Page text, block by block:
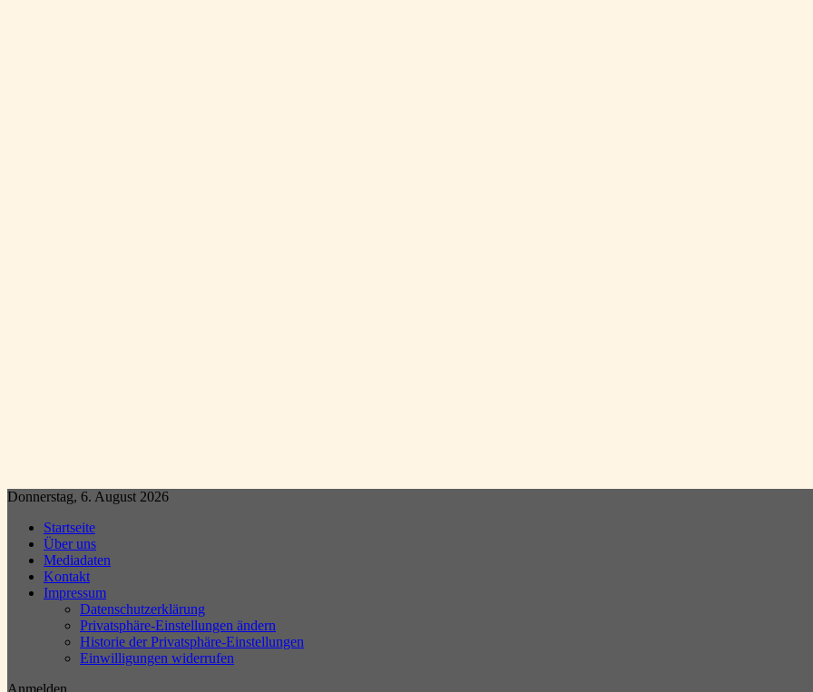
Donnerstag, 6. August 2026
Startseite
Über uns
Mediadaten
Kontakt
Impressum
Datenschutzerklärung
Privatsphäre-Einstellungen ändern
Historie der Privatsphäre-Einstellungen
Einwilligungen widerrufen
Anmelden